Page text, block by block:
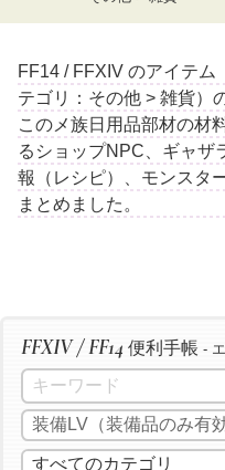
FF14 / FFXIV のアイテム
テゴリ：その他 > 雑貨）
このメ族日用品部材の材
るショップNPC、ギャザ
報（レシピ）、モンスタ
まとめました。
FFXIV / FF14 便利手帳 -